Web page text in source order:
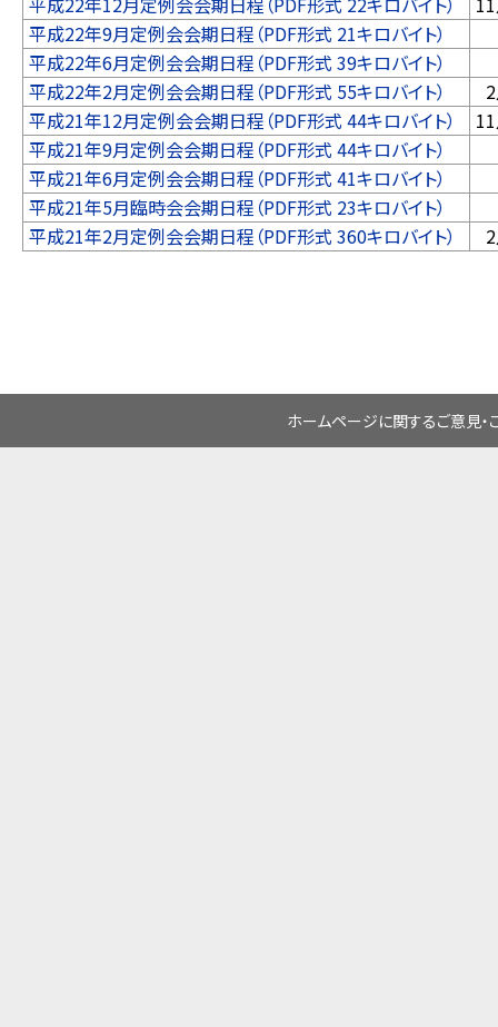
平成22年9月定例会会期日程（PDF形式 21キロバイト）
平成22年6月定例会会期日程（PDF形式 39キロバイト）
平成22年2月定例会会期日程（PDF形式 55キロバイト）
平成21年12月定例会会期日程（PDF形式 44キロバイト）
平成21年9月定例会会期日程（PDF形式 44キロバイト）
平成21年6月定例会会期日程（PDF形式 41キロバイト）
平成21年5月臨時会会期日程（PDF形式 23キロバイト）
平成21年2月定例会会期日程（PDF形式 360キロバイト）
ホームページに関するご意見・